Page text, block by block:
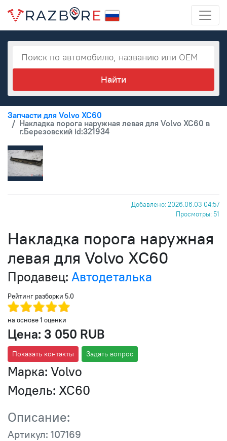
Запчасти для Volvo XC60
Накладка порога наружная левая для Volvo XC60 в
г.Березовский id:321934
Добавлено: 2026.06.03 04:57
Просмотры: 51
Накладка порога наружная
левая для Volvo XC60
Продавец: Автодеталька
Рейтинг разборки 5.0
на основе1 оценки
Цена: 3 050 RUB
Показать контакты Задать вопрос
Марка: Volvo
Модель: XC60
Описание:
Артикул: 107169